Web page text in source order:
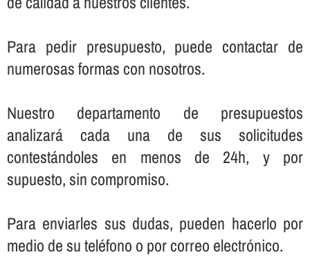
Para pedir presupuesto, puede contactar de
numerosas formas con nosotros.
Nuestro departamento de presupuestos
analizará cada una de sus solicitudes
contestándoles en menos de 24h, y por
supuesto, sin compromiso.
Para enviarles sus dudas, pueden hacerlo por
medio de su teléfono o por correo electrónico.